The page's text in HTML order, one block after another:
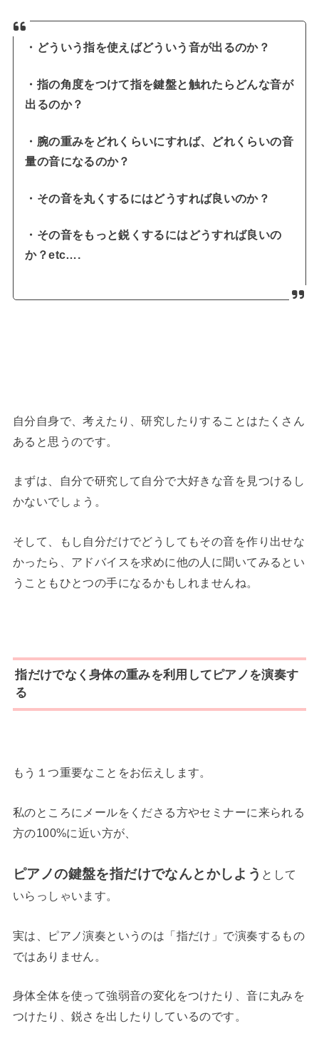
・どういう指を使えばどういう音が出るのか？
・指の角度をつけて指を鍵盤と触れたらどんな音が
出るのか？
・腕の重みをどれくらいにすれば、どれくらいの音
量の音になるのか？
・その音を丸くするにはどうすれば良いのか？
・その音をもっと鋭くするにはどうすれば良いの
か？etc….
自分自身で、考えたり、研究したりすることはたくさん
あると思うのです。
まずは、自分で研究して自分で大好きな音を見つけるし
かないでしょう。
そして、もし自分だけでどうしてもその音を作り出せな
かったら、アドバイスを求めに他の人に聞いてみるとい
うこともひとつの手になるかもしれませんね。
指だけでなく身体の重みを利用してピアノを演奏す
る
もう１つ重要なことをお伝えします。
私のところにメールをくださる方やセミナーに来られる
方の100%に近い方が、
ピアノの鍵盤を指だけでなんとかしよう として
いらっしゃいます。
実は、ピアノ演奏というのは「指だけ」で演奏するもの
ではありません。
身体全体を使って強弱音の変化をつけたり、音に丸みを
つけたり、鋭さを出したりしているのです。